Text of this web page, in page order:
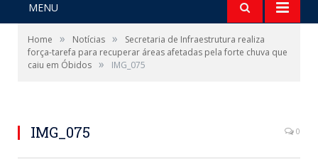
MENU
Home » Notícias »
Secretaria de Infraestrutura realiza
força-tarefa para recuperar áreas afetadas pela forte chuva que
caiu em Óbidos » IMG_075
IMG_075 0